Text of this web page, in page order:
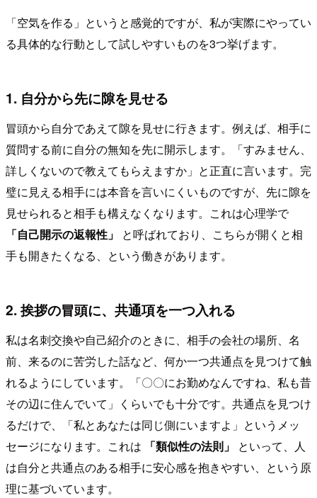
「空気を作る」というと感覚的ですが、私が実際にやってい
る具体的な行動として試しやすいものを3つ挙げます。
1. 自分から先に隙を見せる
冒頭から自分であえて隙を見せに行きます。例えば、相手に
質問する前に自分の無知を先に開示します。「すみません、
詳しくないので教えてもらえますか」と正直に言います。完
璧に見える相手には本音を言いにくいものですが、先に隙を
見せられると相手も構えなくなります。これは心理学で
「自己開示の返報性」
と呼ばれており、こちらが開くと相
手も開きたくなる、という働きがあります。
2. 挨拶の冒頭に、共通項を一つ入れる
私は名刺交換や自己紹介のときに、相手の会社の場所、名
前、来るのに苦労した話など、何か一つ共通点を見つけて触
れるようにしています。「〇〇にお勤めなんですね、私も昔
その辺に住んでいて」くらいでも十分です。共通点を見つけ
るだけで、「私とあなたは同じ側にいますよ」というメッ
セージになります。これは
「類似性の法則」
といって、人
は自分と共通点のある相手に安心感を抱きやすい、という原
理に基づいています。